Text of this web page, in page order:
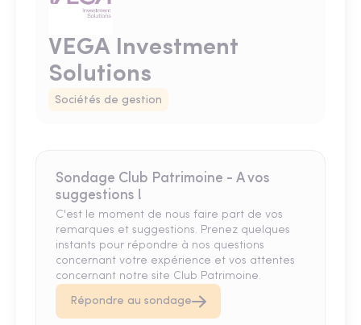
VEGA Investment
Solutions
Sociétés de gestion
Sondage Club Patrimoine - A vos
suggestions !
C'est le moment de nous faire part de vos
remarques et suggestions. Prenez quelques
instants pour répondre à nos questions
concernant votre expérience et vos attentes
concernant notre site Club Patrimoine.
Répondre au sondage